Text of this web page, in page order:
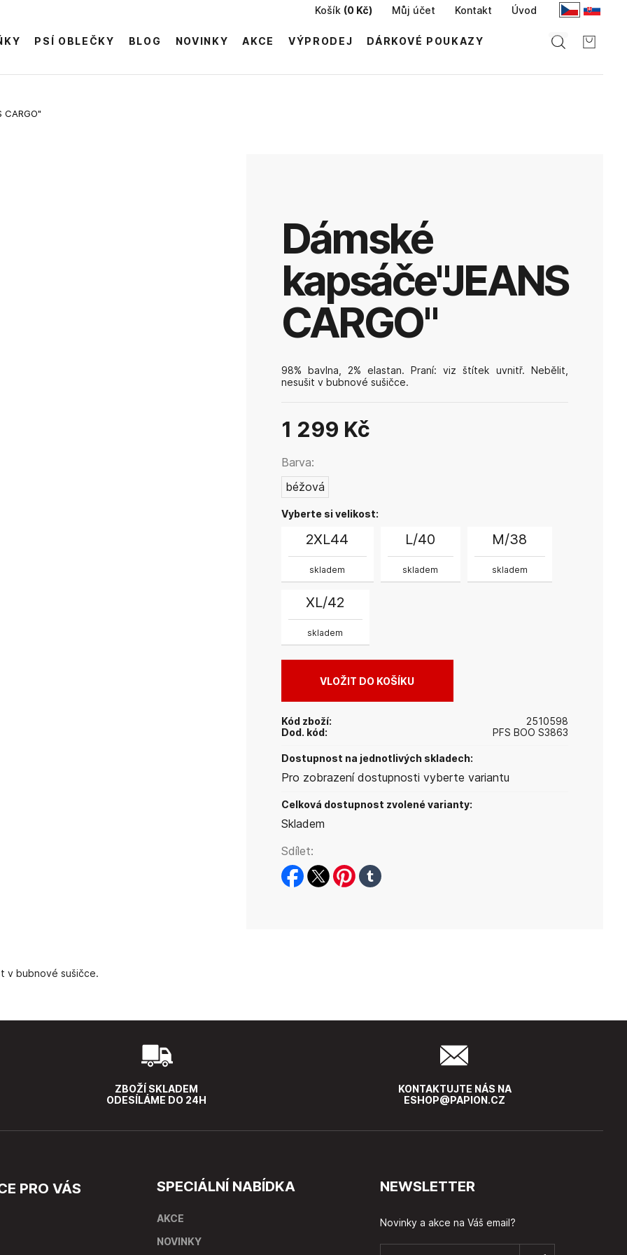
Dámské
kapsáče"JEANS
CARGO"
98% bavlna, 2% elastan. Praní: viz štítek uvnitř. Nebělit,
nesušit v bubnové sušičce.
1 299 Kč
Barva:
béžová
Vyberte si velikost:
2XL44
skladem
L/40
skladem
M/38
skladem
XL/42
skladem
Kód zboží:
2510598
Dod. kód:
PFS BOO S3863
Dostupnost na jednotlivých skladech:
Pro zobrazení dostupnosti vyberte variantu
Celková dostupnost zvolené varianty:
Skladem
Sdílet:
facebook
twitterpinterest
tumblr
v bubnové sušičce.
Úvod
Kontakt
Můj účet
Košík (0 Kč)
CARGO"
PSÍ OBLEČKY BLOG NOVINKY AKCE VÝPRODEJ DÁRKOVÉ POUKAZY
ZBOŽÍ SKLADEM
ODESÍLÁME DO 24H
KONTAKTUJTE NÁS NA
ESHOP@PAPION.CZ
PRO VÁS SPECIÁLNÍ NABÍDKA
AKCE
NOVINKY
NEWSLETTER
Novinky a akce na Váš email?